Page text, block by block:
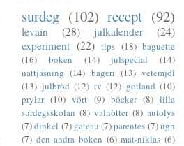
surdeg (102) recept (92)
levain (28) julkalender
(24)
experiment (22) tips (18) baguette
(16)
boken (14) julspecial
(14)
nattjäsning (14) bageri (13) vetemjöl
(13) julbröd (12) tv (12) gotland (10)
prylar (10) vört (9) böcker (8) lilla
surdegsskolan (8) valnötter (8) autolys
(7)dinkel (7) gateau (7)parentes (7)ugn
(7) den andra boken (6) mat-niklas (6)